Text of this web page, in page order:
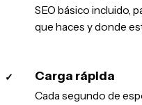
SEO básico incluido,
que haces y donde
✓ Carga rápida
Cada segundo de